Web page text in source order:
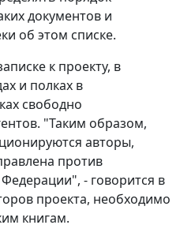
документов и
об этом списке.
к проекту, в
и полках в
свободно
"Таким образом,
авторы,
против
- говорится в
проекта, необходимо
книгам.